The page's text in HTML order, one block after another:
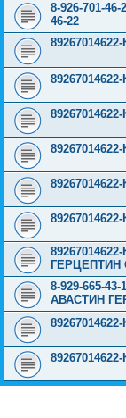
8-926-701-
46-22
ГЕРЦЕПТИН
8-929-665-
АВАСТИН